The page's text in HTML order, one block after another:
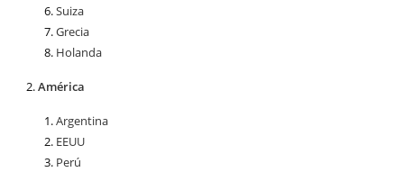
Suiza
Grecia
Holanda
América
Argentina
EEUU
Perú